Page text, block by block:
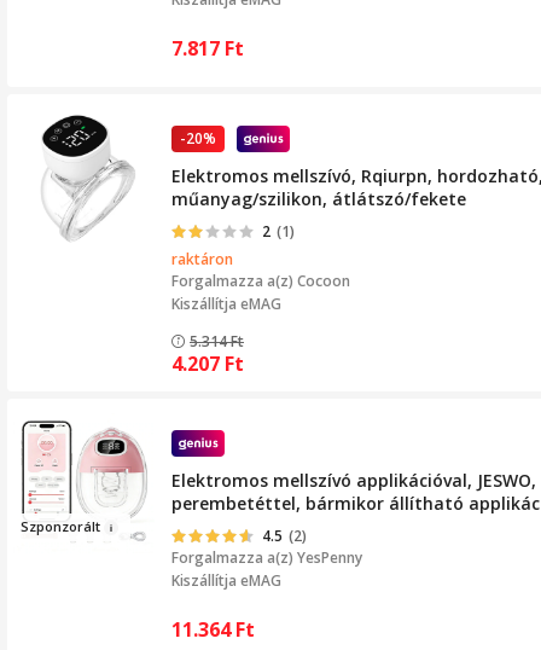
7.817 Ft
-20%
Elektromos mellszívó, Rqiurpn,
műanyag/szilikon, átlátszó/fekete
2 (1)
raktáron
Forgalmazza a(z) Cocoon
Kiszállítja eMAG
5.314Ft
4.207 Ft
Szponzorált
Elektromos mellszívó applikációval,
perembetéttel, bármikor állítható
4.5 (2)
Forgalmazza a(z) YesPenny
Kiszállítja eMAG
11.364Ft